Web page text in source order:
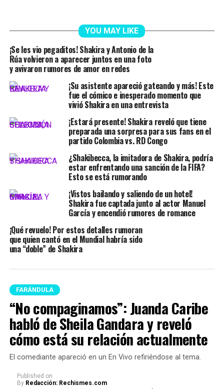
YOU MAY LIKE
¡Se les vio pegaditos! Shakira y Antonio de la
Rúa volvieron a aparecer juntos en una foto
y avivaron rumores de amor en redes
¡Su asistente apareció gateando y más! Este
fue el cómico e inesperado momento que
vivió Shakira en una entrevista
¡Estará presente! Shakira reveló que tiene
preparada una sorpresa para sus fans en el
partido Colombia vs. RD Congo
¿Shakibecca, la imitadora de Shakira, podría
estar enfrentando una sanción de la FIFA?
Esto se está rumorando
¡Vistos bailando y saliendo de un hotel!
Shakira fue captada junto al actor Manuel
García y encendió rumores de romance
¡Qué revuelo! Por estos detalles rumoran
que quien cantó en el Mundial habría sido
una “doble” de Shakira
FARÁNDULA
“No compaginamos”: Juanda Caribe
habló de Sheila Gandara y reveló
cómo está su relación actualmente
El comediante apareció en un En Vivo refiriéndose al tema.
Published on
By Redacción: Rechismes.com